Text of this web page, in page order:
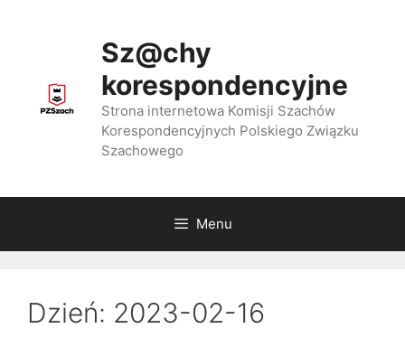
Sz@chy
korespondencyjne
Strona internetowa Komisji Szachów
Korespondencyjnych Polskiego Związku
Szachowego
Menu
Dzień: 2023-02-16